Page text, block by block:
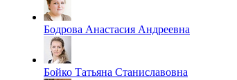
Бодрова Анастасия Андреевна
Бойко Татьяна Станиславовна